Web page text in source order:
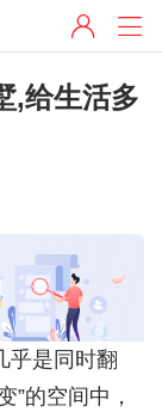
,给生活多
乎是同时翻
”的空间中，